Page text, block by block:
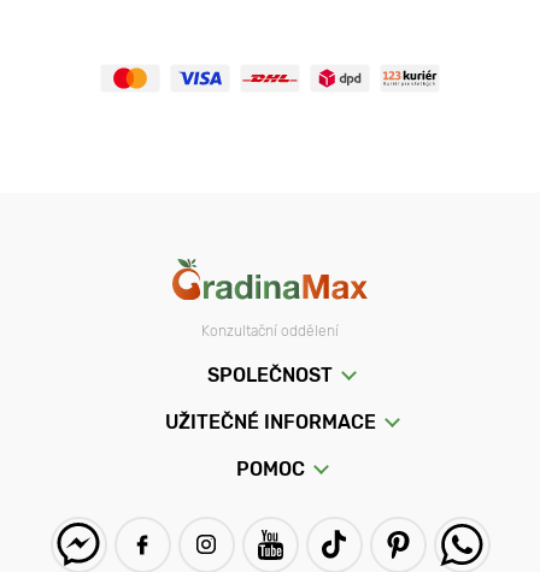
Konzultační oddělení
SPOLEČNOST
UŽITEČNÉ INFORMACE
POMOC